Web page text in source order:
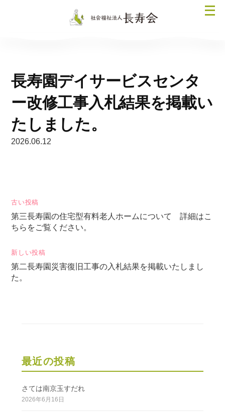
メ
長寿園デイサービスセンタ
ー改修工事入札結果を掲載い
たしました。
2026.06.12
投
稿
ナ
ビ
ゲ
ー
古い投稿
第三長寿園の住宅型有料老人ホームについて 詳細はこ
ちらをご覧ください。
新しい投稿
第二長寿園災害復旧工事の入札結果を掲載いたしまし
た。
最近の投稿
さては南京玉すだれ
2026年6月16日